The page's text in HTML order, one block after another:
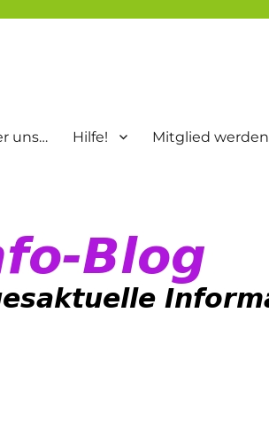
uns… Hilfe! Mitglied werden